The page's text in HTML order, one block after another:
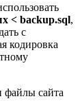
< backup.sql,
с
кодировка
файлы сайта